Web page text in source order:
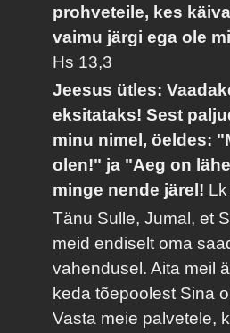
prohveteile, kes
vaimu järgi ega ole
Hs 13,3
Jeesus ütles:
eksitataks! Sest
minu nimel, öeldes:
olen!" ja "Aeg on
minge nende järel!
Tänu Sulle, Jumal, et
meid endiselt oma
vahendusel. Aita meil
keda tõepoolest Sina
Vasta meie palvetele,